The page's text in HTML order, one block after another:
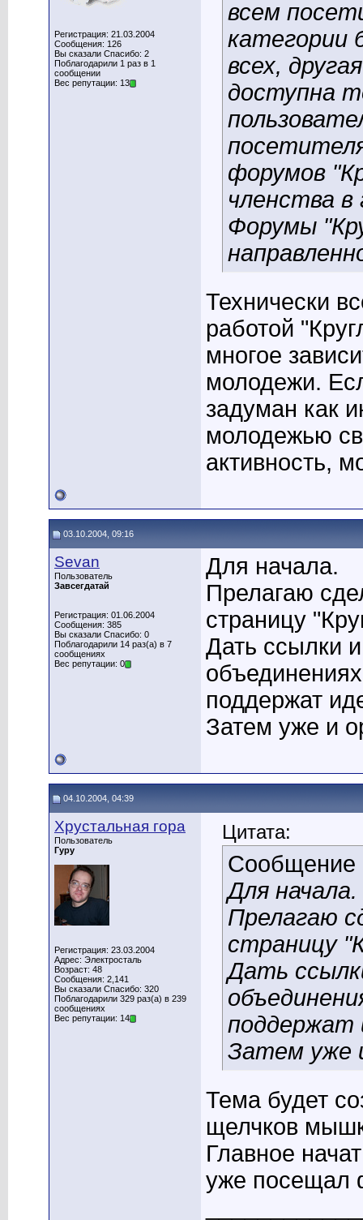
Регистрация: 21.03.2004
Сообщения: 126
Вы сказали Спасибо: 2
Поблагодарили 1 раз в 1
сообщении
Вес репутации: 13
всем
категории
всех,
доступна
форумов
членства в
Форумы
Технически
работой
многое
молодежи.
задуман как
молодежью
активность,
03.10.2004, 09:16
Sevan
Пользователь
Завсегдатай
Регистрация: 01.06.2004
Сообщения: 385
Вы сказали Спасибо: 0
Поблагодарили 14 раз(а) в 7
сообщениях
Вес репутации: 0
Для начала.
Прелагаю
страницу
Дать ссылки
поддержат
Затем уже и
04.10.2004, 04:39
Хрустальная гора
Пользователь
Гуру
Регистрация: 23.03.2004
Адрес: Электросталь
Возраст: 48
Сообщения: 2,141
Вы сказали Спасибо: 320
Поблагодарили 329 раз(а) в 239
сообщениях
Вес репутации: 14
Цитата:
Сообщение
Для начала.
Прелагаю
страницу
Дать
поддержат
Затем уже
Тема будет
щелчков
Главное
уже посещал